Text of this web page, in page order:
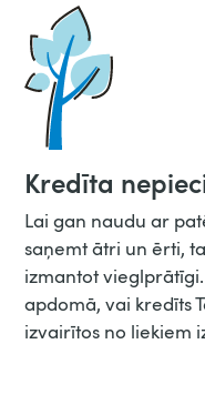
Kredīta
Lai gan naudu ar
saņemt ātri un ērti,
izmantot
apdomā, vai kredīts
izvairītos no liekiem